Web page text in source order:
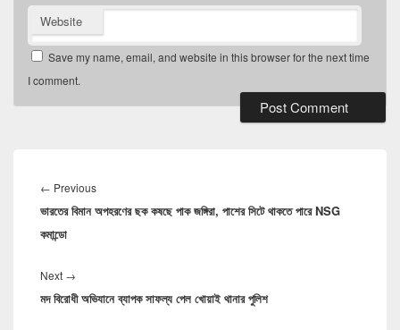
Website
Save my name, email, and website in this browser for the next time
I comment.
navigation
← PreviousPrevious
post:
ভারতের বিমান অপহরণের ছক কষছে পাক জঙ্গিরা, পাশের সিটে থাকতে পারে NSG
কমান্ডো
Next →
post:
মদ বিরোধী অভিযানে ব্যাপক সাফল্য পেল খোয়াই থানার পুলিশ